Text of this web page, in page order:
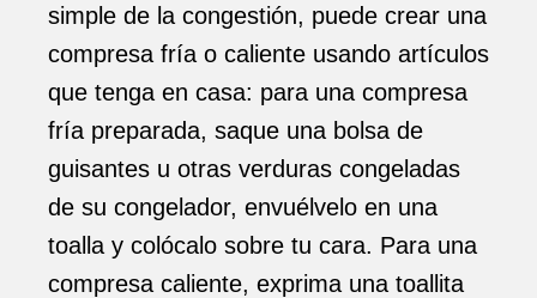
simple de la congestión, puede crear una
compresa fría o caliente usando artículos
que tenga en casa: para una compresa
fría preparada, saque una bolsa de
guisantes u otras verduras congeladas
de su congelador, envuélvelo en una
toalla y colócalo sobre tu cara. Para una
compresa caliente, exprima una toallita